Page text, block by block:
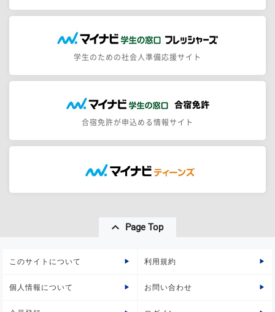
学生のための社会人準備応援サイト
合宿免許が申込める情報サイト
Page Top
このサイトについて 利用規約
個人情報について お問い合わせ